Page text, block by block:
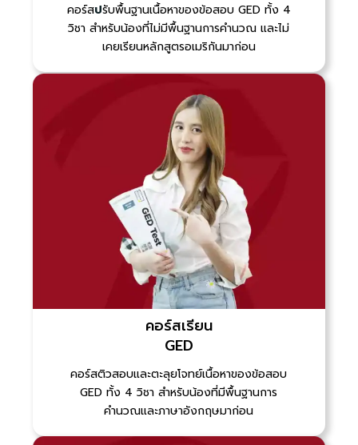
คอร์สปรับพื้นฐานเนื้อหาของข้อสอบ GED ทั้ง 4
วิชา สำหรับน้องที่ไม่มีพื้นฐานการคำนวณ และไม่
เคยเรียนหลักสูตรอเมริกันมาก่อน
คอร์สเรียน
GED
คอร์สติวสอบและตะลุยโจทย์เนื้อหาของข้อสอบ
GED ทั้ง 4 วิชา สำหรับน้องที่มีพื้นฐานการ
คำนวณและภาษาอังกฤษมาก่อน